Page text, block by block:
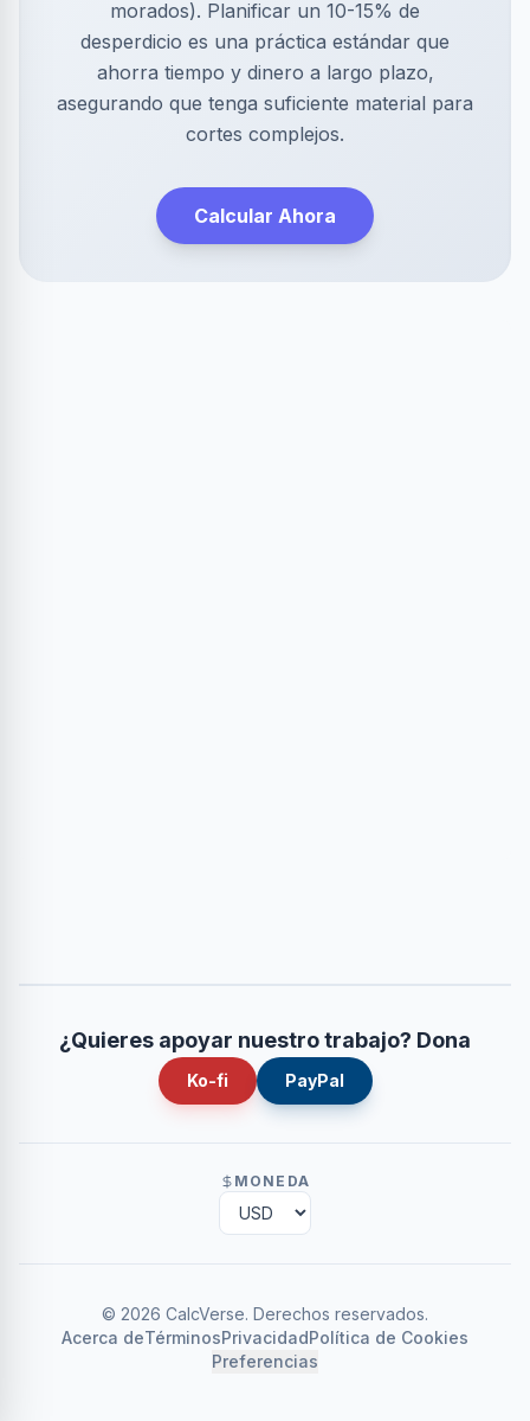
morados). Planificar un 10-15% de
desperdicio es una práctica estándar que
ahorra tiempo y dinero a largo plazo,
asegurando que tenga suficiente material para
cortes complejos.
Calcular Ahora
¿Quieres apoyar nuestro trabajo? Dona
Ko-fi PayPal
MONEDA
© 2026 CalcVerse. Derechos reservados.
Acerca deTérminosPrivacidadPolítica de Cookies
Preferencias